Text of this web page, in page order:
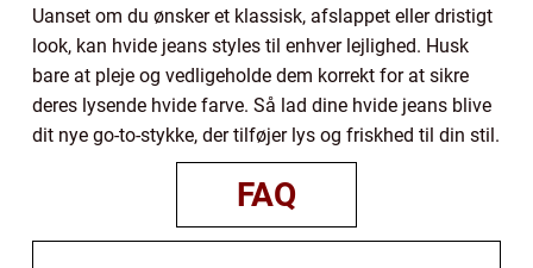
Uanset om du ønsker et klassisk, afslappet eller dristigt
look, kan hvide jeans styles til enhver lejlighed. Husk
bare at pleje og vedligeholde dem korrekt for at sikre
deres lysende hvide farve. Så lad dine hvide jeans blive
dit nye go-to-stykke, der tilføjer lys og friskhed til din stil.
FAQ